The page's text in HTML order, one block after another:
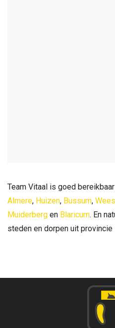
Team Vitaal is goed
Almere, Huizen, Bussum,
Muiderberg en Blaricum. En
steden en dorpen uit provincie